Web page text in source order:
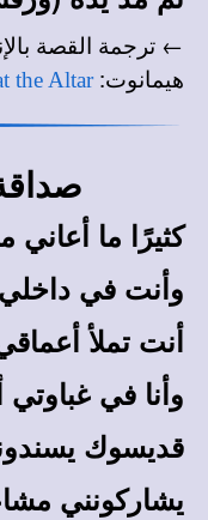
← ترجمة القصة
هيمانوت:
the Altar
كثيرًا ما أعاني
وأنت في
أنت تملأ
وأنا في
قديسوك
يشاركونني